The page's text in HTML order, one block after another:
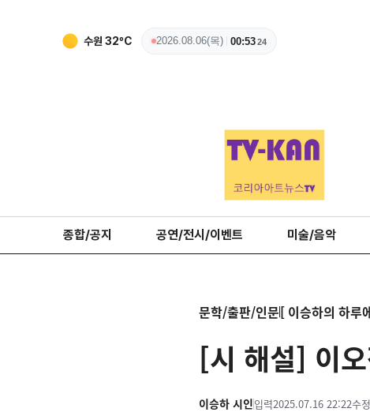
수원 32ºC 2026.08.06(목) 00:5325
종합/공지 공연/전시/이벤트 미술/음악
문학/출판/인문[ 이승하의 하루
[시 해설] 이
이승하 시인입력2025.07.16 22:22수정